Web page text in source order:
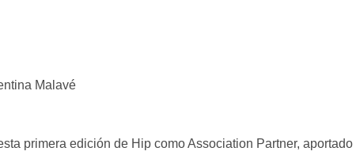
Malavé
primera edición de Hip como Association Partner,